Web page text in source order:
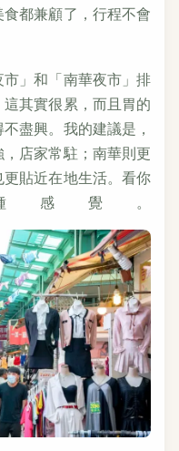
都兼顧了，行程不會
」和「南華夜市」排
其實很累，而且胃的
盡興。我的建議是，
店家常駐；南華則更
貼近在地生活。看你
感覺。